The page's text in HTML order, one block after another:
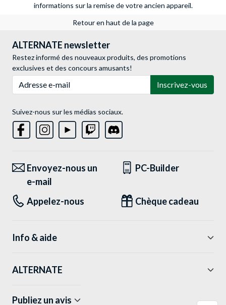
informations sur la remise de votre ancien appareil.
Retour en haut de la page
ALTERNATE newsletter
Restez informé des nouveaux produits, des promotions
exclusives et des concours amusants!
Inscrivez-vous
Suivez-nous sur les médias sociaux.
Envoyez-nous un
e-mail
PC-Builder
Appelez-nous Chèque cadeau
Info & aide
ALTERNATE
Publiez un avis